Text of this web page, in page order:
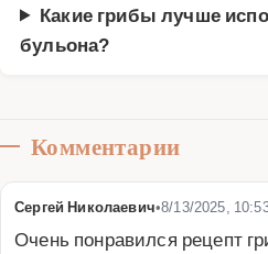
Какие грибы лучше
бульона?
Комментарии
Сергей Николаевич•8/13/2025,
Очень понравился рецепт